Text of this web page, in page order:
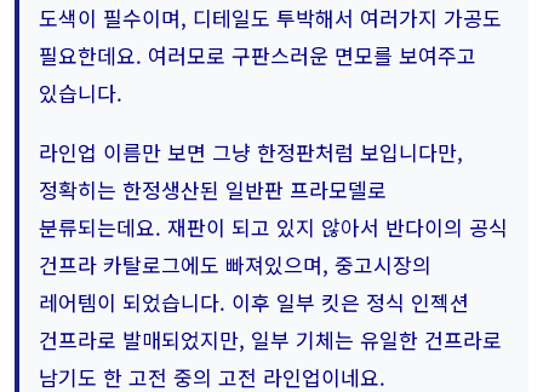
도색이 필수이며, 디테일도 투박해서 여러가지 가공도
필요한데요. 여러모로 구판스러운 면모를 보여주고
있습니다.
라인업 이름만 보면 그냥 한정판처럼 보입니다만,
정확히는 한정생산된 일반판 프라모델로
분류되는데요. 재판이 되고 있지 않아서 반다이의 공식
건프라 카탈로그에도 빠져있으며, 중고시장의
레어템이 되었습니다. 이후 일부 킷은 정식 인젝션
건프라로 발매되었지만, 일부 기체는 유일한 건프라로
남기도 한 고전 중의 고전 라인업이네요.